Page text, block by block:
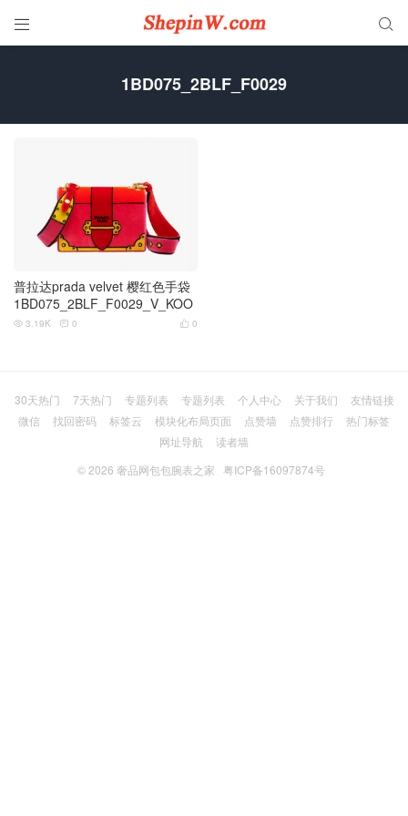
 
1BD075_2BLF_F0029
普拉达prada velvet 樱红色手袋
1BD075_2BLF_F0029_V_KOO
 0
 3.19K  0
30天热门 7天热门 专题列表 专题列表 个人中心 关于我们
友情链接
微信
找回密码 标签云 模块化布局页面 点赞墙 点赞排行
热门标签
网址导航
读者墙
© 2026 奢品网包包腕表之家 粤ICP备16097874号